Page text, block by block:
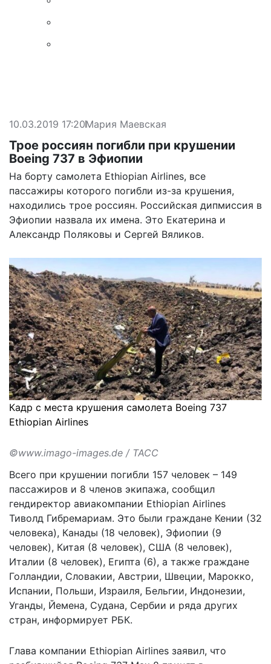
10.03.2019 17:20Мария Маевская
Трое россиян погибли при крушении
Boeing 737 в Эфиопии
На борту самолета Ethiopian Airlines, все
пассажиры которого погибли из-за крушения,
находились трое россиян. Российская дипмиссия в
Эфиопии назвала их имена. Это Екатерина и
Александр Поляковы и Сергей Вяликов.
Кадр с места крушения самолета Boeing 737
Ethiopian Airlines
©www.imago-images.de / ТАСС
Всего при крушении погибли 157 человек – 149
пассажиров и 8 членов экипажа, сообщил
гендиректор авиакомпании Ethiopian Airlines
Тиволд Гибремариам. Это были граждане Кении (32
человека), Канады (18 человек), Эфиопии (9
человек), Китая (8 человек), США (8 человек),
Италии (8 человек), Египта (6), а также граждане
Голландии, Словакии, Австрии, Швеции, Марокко,
Испании, Польши, Израиля, Бельгии, Индонезии,
Уганды, Йемена, Судана, Сербии и ряда других
стран, информирует РБК.
Глава компании Ethiopian Airlines заявил, что